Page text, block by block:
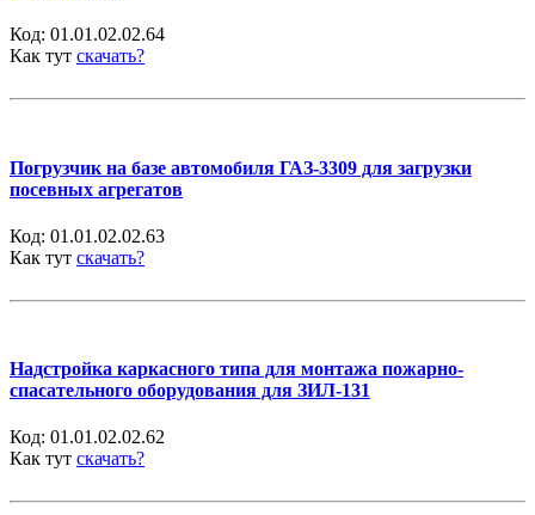
Код: 01.01.02.02.64
Как тут скачать?
Погрузчик на базе автомобиля ГАЗ-3309 для загрузки
посевных агрегатов
Код: 01.01.02.02.63
Как тут скачать?
Надстройка каркасного типа для монтажа пожарно-
спасательного оборудования для ЗИЛ-131
Код: 01.01.02.02.62
Как тут скачать?